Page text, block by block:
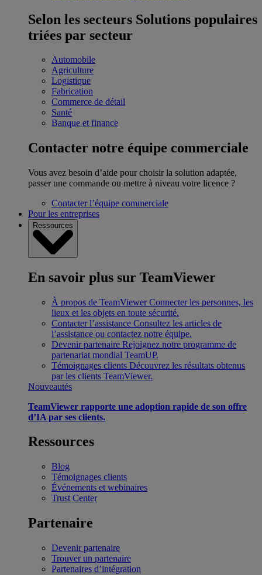
Selon les secteurs Solutions populaires
triées par secteur
Automobile
Agriculture
Logistique
Fabrication
Commerce de détail
Santé
Banque et finance
Contacter notre équipe commerciale
Vous avez besoin d’aide pour choisir la solution adaptée,
passer une commande ou mettre à niveau votre licence ?
Contacter l’équipe commerciale
Pour les entreprises
Ressources
En savoir plus sur TeamViewer
À propos de TeamViewer Connecter les personnes, les
lieux et les objets en toute sécurité.
Contacter l’assistance Consultez les articles de
l’assistance ou contactez notre équipe.
Devenir partenaire Rejoignez notre programme de
partenariat mondial TeamUP.
Témoignages clients Découvrez les résultats obtenus
par les clients TeamViewer.
Nouveautés
TeamViewer rapporte une adoption rapide de son offre
d’IA par ses clients.
Ressources
Blog
Témoignages clients
Événements et webinaires
Trust Center
Partenaire
Devenir partenaire
Trouver un partenaire
Partenaires d’intégration